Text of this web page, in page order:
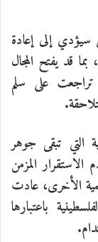
إلى إعادة
قد يفتح المجال
تراجعت على سلم
التي تبقى جوهر
الاستقرار المزمن
الأخرى، عادت
باعتبارها